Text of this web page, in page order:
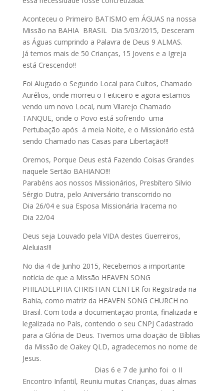
Aconteceu o Primeiro BATISMO em ÁGUAS na nossa
Missão na BAHIA BRASIL Dia 5/03/2015, Desceram
as Águas cumprindo a Palavra de Deus 9 ALMAS.
Já temos mais de 50 Crianças, 15 Jovens e a Igreja
está Crescendo!!
Foi Alugado o Segundo Local para Cultos, Chamado
Aurélios, onde morreu o Feiticeiro e agora estamos
vendo um novo Local, num Vilarejo Chamado
TANQUE, onde o Povo está sofrendo uma
Pertubação após á meia Noite, e o Missionário está
sendo Chamado nas Casas para Libertação!!!
Oremos, Porque Deus está Fazendo Coisas Grandes
naquele Sertão BAHIANO!!!
Parabéns aos nossos Missionários, Presbítero Silvio
Sérgio Dutra, pelo Aniversário transcorrido no
Dia 26/04e sua Esposa Missionária Iracema no
Dia 22/04
Deus seja Louvado pela VIDA destes Guerreiros,
Aleluias!!!
No dia 4 de Junho 2015, Recebemos a importante
notícia de que a Missão HEAVEN SONG
PHILADELPHIA CHRISTIAN CENTER foi Registrada na
Bahia, como matriz da HEAVEN SONG CHURCH no
Brasil. Com toda a documentação pronta, finalizada e
legalizada no País, contendo o seu CNPJ Cadastrado
para a Glória de Deus. Tivemos uma doação de Bíblias
da Missão de Oakey QLD, agradecemos no nome de
Jesus.
Dias 6 e 7 de junho foi o II
Encontro Infantil, Reuniu muitas Crianças, duas almas